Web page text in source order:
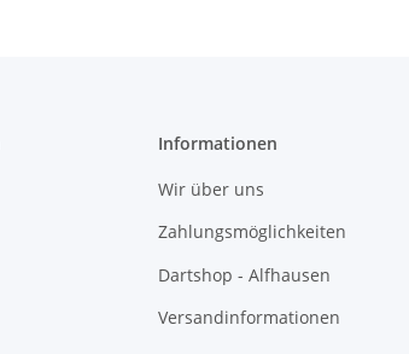
Informationen
Wir über uns
Zahlungsmöglichkeiten
Dartshop - Alfhausen
Versandinformationen